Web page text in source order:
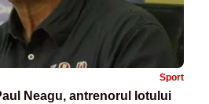
Sport
Neagu, antrenorul lotului